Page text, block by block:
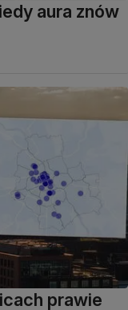
aura znów
prawie